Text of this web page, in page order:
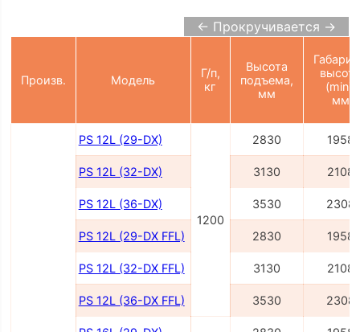
← Прокручивается →
Произв. Модель
Г/п,
кг
Высота
подъема,
мм
(min),
мм
PS 12L (29-DX)
1200
2830 1958
PS 12L (32-DX) 3130 2108
PS 12L (36-DX) 3530 2308
PS 12L (29-DX FFL) 2830 1958
PS 12L (32-DX FFL) 3130 2108
PS 12L (36-DX FFL) 3530 2308